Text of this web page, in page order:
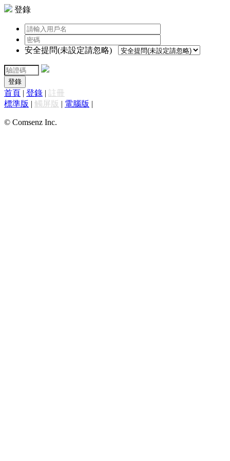
登錄
安全提問(未設定請忽略)
登錄
首頁 | 登錄 | 註冊
標準版 | 觸屏版 | 電腦版 |
© Comsenz Inc.